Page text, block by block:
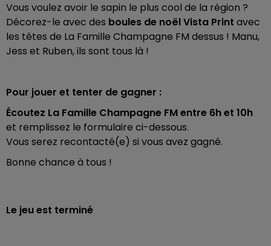
Vous voulez avoir le sapin le plus cool de la région ?
Décorez-le avec des boules de noëlVista Print avec
les têtes de La Famille Champagne FM dessus ! Manu,
Jess et Ruben, ils sont tous là !
Pour jouer et tenter de gagner :
Écoutez La Famille Champagne FM entre 6h et 10h
et remplissez le formulaire ci-dessous.
Vous serez recontacté(e) si vous avez gagné.
Bonne chance à tous !
Le jeu est terminé